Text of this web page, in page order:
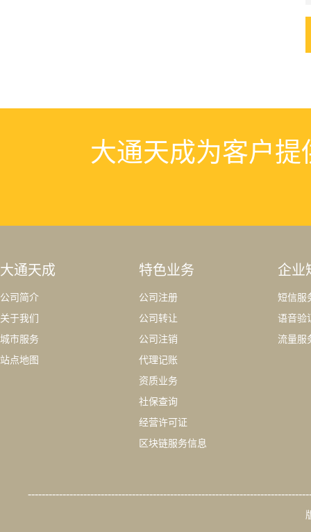
大通天成为客户
大通天成
公司简介
关于我们
城市服务
站点地图
特色业务
公司注册
公司转让
公司注销
代理记账
资质业务
社保查询
经营许可证
区块链服务信息
企业
短信服
语音验
流量服